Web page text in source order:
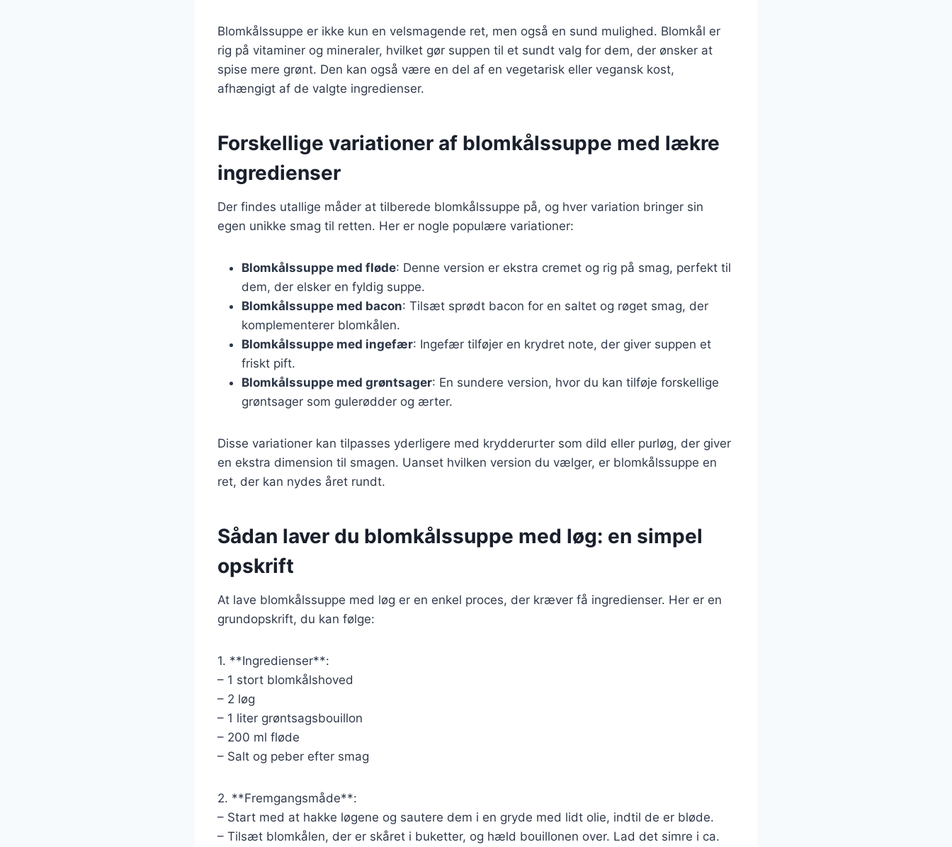
Blomkålssuppe er ikke kun en velsmagende ret, men også en sund mulighed. Blomkål er
rig på vitaminer og mineraler, hvilket gør suppen til et sundt valg for dem, der ønsker at
spise mere grønt. Den kan også være en del af en vegetarisk eller vegansk kost,
afhængigt af de valgte ingredienser.
Forskellige variationer af blomkålssuppe med lækre
ingredienser
Der findes utallige måder at tilberede blomkålssuppe på, og hver variation bringer sin
egen unikke smag til retten. Her er nogle populære variationer:
Blomkålssuppe med fløde: Denne version er ekstra cremet og rig på smag, perfekt til
dem, der elsker en fyldig suppe.
Blomkålssuppe med bacon: Tilsæt sprødt bacon for en saltet og røget smag, der
komplementerer blomkålen.
Blomkålssuppe med ingefær: Ingefær tilføjer en krydret note, der giver suppen et
friskt pift.
Blomkålssuppe med grøntsager: En sundere version, hvor du kan tilføje forskellige
grøntsager som gulerødder og ærter.
Disse variationer kan tilpasses yderligere med krydderurter som dild eller purløg, der giver
en ekstra dimension til smagen. Uanset hvilken version du vælger, er blomkålssuppe en
ret, der kan nydes året rundt.
Sådan laver du blomkålssuppe med løg: en simpel
opskrift
At lave blomkålssuppe med løg er en enkel proces, der kræver få ingredienser. Her er en
grundopskrift, du kan følge:
1. **Ingredienser**:
– 1 stort blomkålshoved
– 2 løg
– 1 liter grøntsagsbouillon
– 200 ml fløde
– Salt og peber efter smag
2. **Fremgangsmåde**:
– Start med at hakke løgene og sautere dem i en gryde med lidt olie, indtil de er bløde.
– Tilsæt blomkålen, der er skåret i buketter, og hæld bouillonen over. Lad det simre i ca.